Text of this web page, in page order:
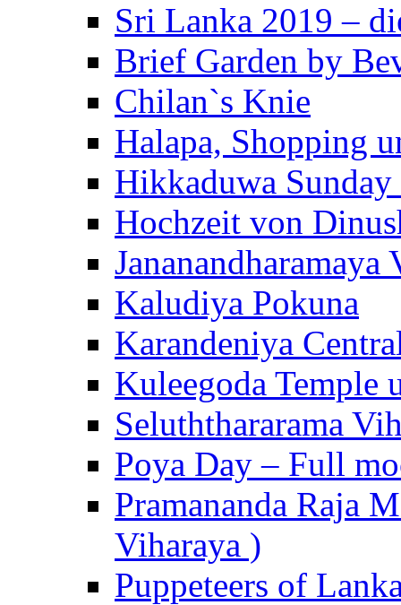
Sri Lanka 2019 –
Brief Garden by
Chilan`s Knie
Halapa, Shopping
Hikkaduwa
Hochzeit von
Jananandharamaya
Kaludiya Pokuna
Karandeniya
Kuleegoda Temple
Seluththararama
Poya Day – Full
Pramananda Raja
Viharaya )
Puppeteers of